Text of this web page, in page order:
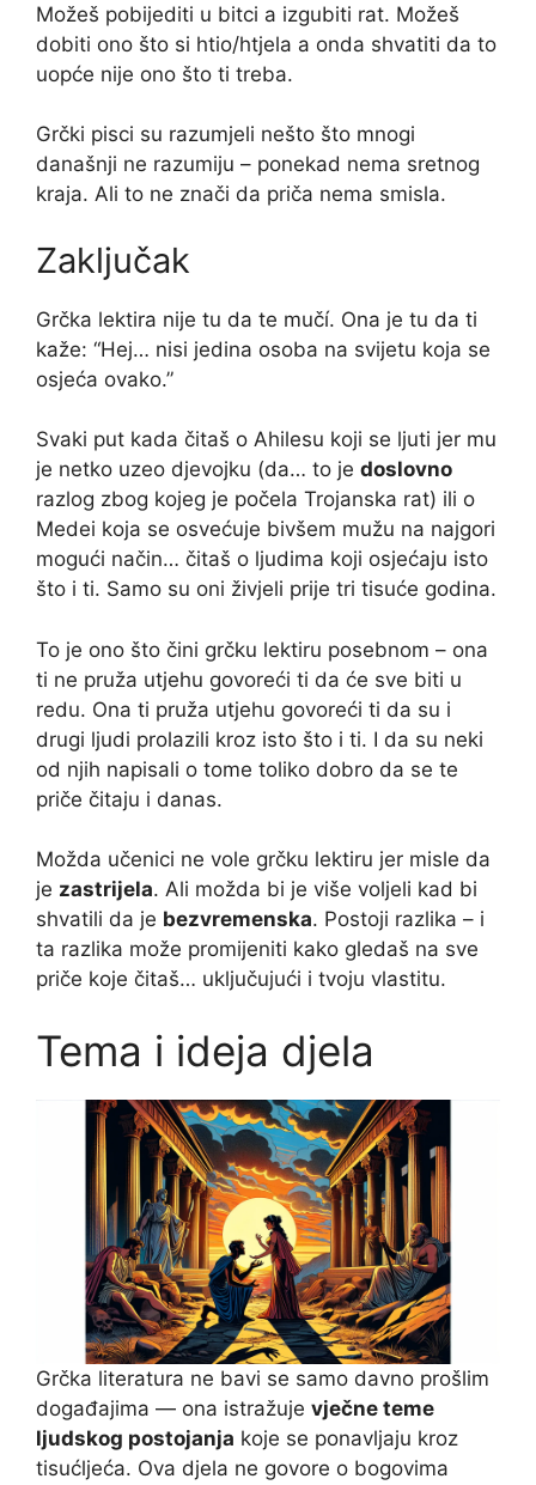
Možeš pobijediti u bitci a izgubiti rat. Možeš
dobiti ono što si htio/htjela a onda shvatiti da to
uopće nije ono što ti treba.
Grčki pisci su razumjeli nešto što mnogi
današnji ne razumiju – ponekad nema sretnog
kraja. Ali to ne znači da priča nema smisla.
Zaključak
Grčka lektira nije tu da te mučí. Ona je tu da ti
kaže: “Hej… nisi jedina osoba na svijetu koja se
osjeća ovako.”
Svaki put kada čitaš o Ahilesu koji se ljuti jer mu
je netko uzeo djevojku (da… to je doslovno
razlog zbog kojeg je počela Trojanska rat) ili o
Medei koja se osvećuje bivšem mužu na najgori
mogući način… čitaš o ljudima koji osjećaju isto
što i ti. Samo su oni živjeli prije tri tisuće godina.
To je ono što čini grčku lektiru posebnom – ona
ti ne pruža utjehu govoreći ti da će sve biti u
redu. Ona ti pruža utjehu govoreći ti da su i
drugi ljudi prolazili kroz isto što i ti. I da su neki
od njih napisali o tome toliko dobro da se te
priče čitaju i danas.
Možda učenici ne vole grčku lektiru jer misle da
je zastrijela. Ali možda bi je više voljeli kad bi
shvatili da je bezvremenska. Postoji razlika – i
ta razlika može promijeniti kako gledaš na sve
priče koje čitaš… uključujući i tvoju vlastitu.
Tema i ideja djela
Grčka literatura ne bavi se samo davno prošlim
događajima — ona istražuje vječne teme
ljudskog postojanja koje se ponavljaju kroz
tisućljeća. Ova djela ne govore o bogovima